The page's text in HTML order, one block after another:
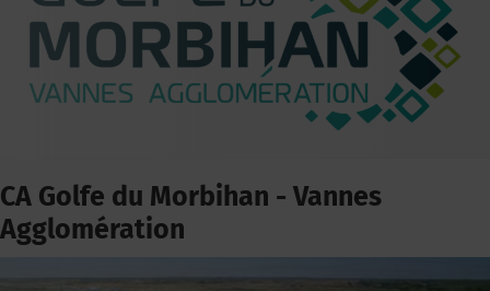
CA Golfe du Morbihan - Vannes
Agglomération